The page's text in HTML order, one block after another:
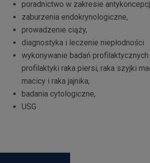
poradnictwo w zakresie
zaburzenia endokrynologiczne,
prowadzenie ciąży,
diagnostyka i leczenie niepłodności
wykonywanie badań
profilaktyki raka piersi, raka szyjki
macicy i raka jajnika,
badania cytologiczne,
USG